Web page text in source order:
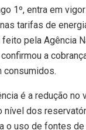
1º, entra em
tarifas de
pela Agência
a
consumidos.
é a redução no
nível dos
o uso de fontes